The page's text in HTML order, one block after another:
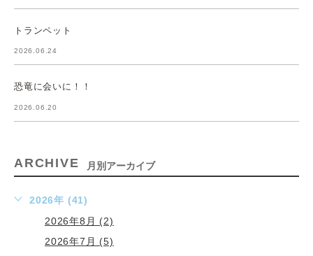
トランペット
2026.06.24
恐竜に会いに！！
2026.06.20
ARCHIVE 月別アーカイブ
2026年 (41)
2026年8月 (2)
2026年7月 (5)